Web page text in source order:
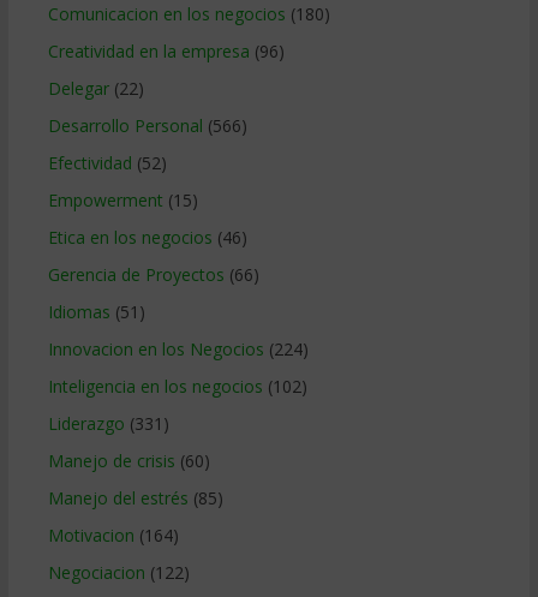
Comunicacion en los negocios (180)
Creatividad en la empresa (96)
Delegar(22)
Desarrollo Personal (566)
Efectividad (52)
Empowerment (15)
Etica en los negocios (46)
Gerencia de Proyectos (66)
Idiomas (51)
Innovacion en los Negocios (224)
Inteligencia en los negocios (102)
Liderazgo (331)
Manejo de crisis (60)
Manejo del estrés (85)
Motivacion (164)
Negociacion (122)